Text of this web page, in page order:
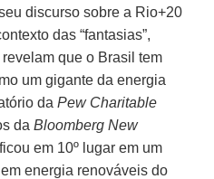
discurso sobre a Rio+20
das “fantasias”,
que o Brasil tem
um gigante da energia
daPew Charitable
da Bloomberg New
em 10º lugar em um
energia renováveis do